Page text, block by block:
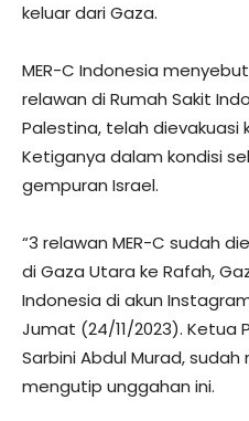
keluar dari Gaza.
MER-C Indonesia
relawan di Rumah Sakit
Palestina, telah dievakuasi
Ketiganya dalam kondisi
gempuran Israel.
“3 relawan MER-C sudah
di Gaza Utara ke Rafah,
Indonesia di akun
Jumat (24/11/2023). Ketua
Sarbini Abdul Murad,
mengutip unggahan ini.